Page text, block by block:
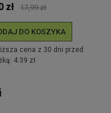
zł 17,99 zł
DO KOSZYKA
cena z 30 dni przed
4.39 zł